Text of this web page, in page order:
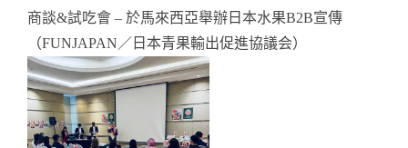
商談&試吃會 – 於馬來西亞舉辦日本水果B2B宣傳
（FUNJAPAN／日本青果輸出促進協議会）